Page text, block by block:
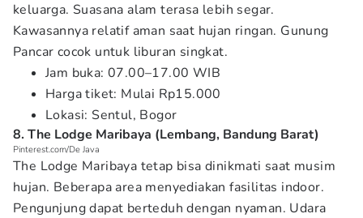
keluarga. Suasana alam terasa lebih segar.
Kawasannya relatif aman saat hujan ringan. Gunung
Pancar cocok untuk liburan singkat.
Jam buka: 07.00–17.00 WIB
Harga tiket: Mulai Rp15.000
Lokasi: Sentul, Bogor
8. The Lodge Maribaya (Lembang, Bandung Barat)
Pinterest.com/De Java
The Lodge Maribaya tetap bisa dinikmati saat musim
hujan. Beberapa area menyediakan fasilitas indoor.
Pengunjung dapat berteduh dengan nyaman. Udara